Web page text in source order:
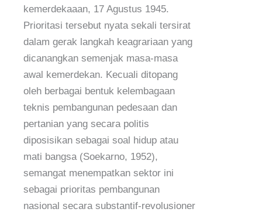
kemerdekaaan, 17 Agustus 1945.
Prioritasi tersebut nyata sekali tersirat
dalam gerak langkah keagrariaan yang
dicanangkan semenjak masa-masa
awal kemerdekan. Kecuali ditopang
oleh berbagai bentuk kelembagaan
teknis pembangunan pedesaan dan
pertanian yang secara politis
diposisikan sebagai soal hidup atau
mati bangsa (Soekarno, 1952),
semangat menempatkan sektor ini
sebagai prioritas pembangunan
nasional secara substantif-revolusioner